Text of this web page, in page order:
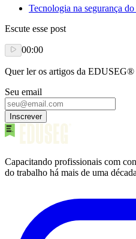
Tecnologia na segurança
Escute esse post
00:00
Quer ler os artigos da EDUSEG®
Seu email
Inscrever
Capacitando profissionais com
do trabalho há mais de uma